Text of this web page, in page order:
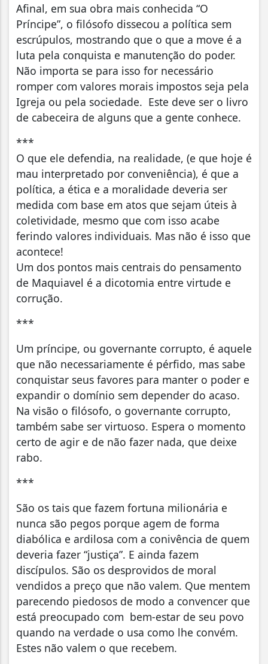
Afinal, em sua obra mais conhecida “O
Príncipe”, o filósofo dissecou a política sem
escrúpulos, mostrando que o que a move é a
luta pela conquista e manutenção do poder.
Não importa se para isso for necessário
romper com valores morais impostos seja pela
Igreja ou pela sociedade. Este deve ser o livro
de cabeceira de alguns que a gente conhece.
***
O que ele defendia, na realidade, (e que hoje é
mau interpretado por conveniência), é que a
política, a ética e a moralidade deveria ser
medida com base em atos que sejam úteis à
coletividade, mesmo que com isso acabe
ferindo valores individuais. Mas não é isso que
acontece!
Um dos pontos mais centrais do pensamento
de Maquiavel é a dicotomia entre virtude e
corrução.
***
Um príncipe, ou governante corrupto, é aquele
que não necessariamente é pérfido, mas sabe
conquistar seus favores para manter o poder e
expandir o domínio sem depender do acaso.
Na visão o filósofo, o governante corrupto,
também sabe ser virtuoso. Espera o momento
certo de agir e de não fazer nada, que deixe
rabo.
***
São os tais que fazem fortuna milionária e
nunca são pegos porque agem de forma
diabólica e ardilosa com a conivência de quem
deveria fazer “justiça”. E ainda fazem
discípulos. São os desprovidos de moral
vendidos a preço que não valem. Que mentem
parecendo piedosos de modo a convencer que
está preocupado com bem-estar de seu povo
quando na verdade o usa como lhe convém.
Estes não valem o que recebem.